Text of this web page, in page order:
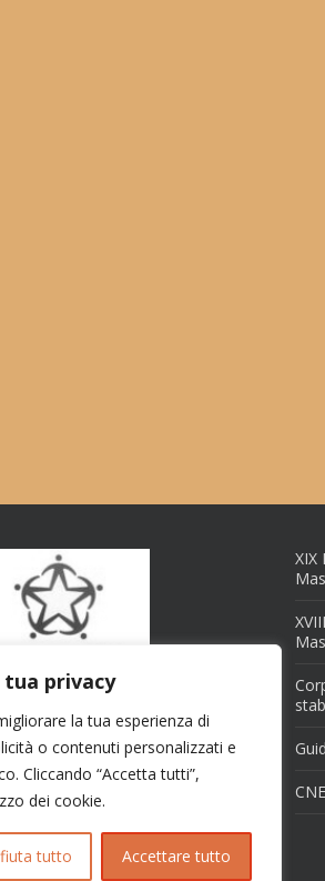
privacy
la tua esperienza di
o contenuti personalizzati e
Cliccando “Accetta tutti”,
dei cookie.
tutto Accettare tutto
XIX